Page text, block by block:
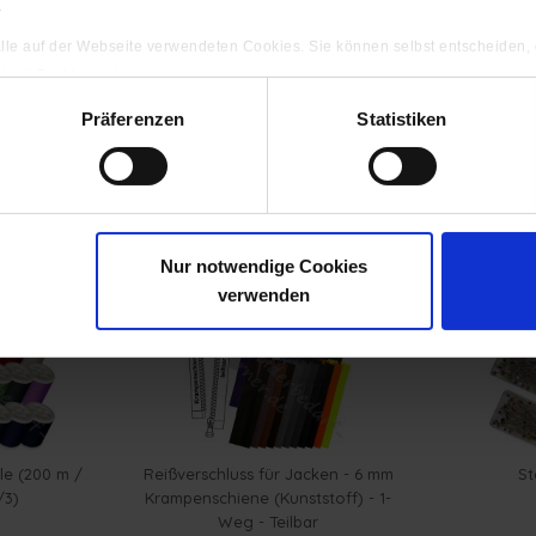
auf der Webseite verwendeten Cookies. Sie können selbst
Cookies zulassen.
Präferenzen Statistiken
Nur notwendige Cookies
verwenden
angesehen
(200 m /
Reißverschluss für Jacken - 6 mm
Krampenschiene (Kunststoff) - 1-
Weg - Teilbar